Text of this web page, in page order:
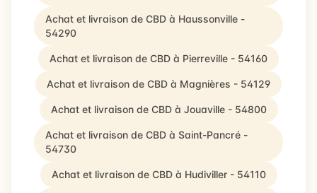
Achat et livraison de CBD à Haussonville -
54290
Achat et livraison de CBD à Pierreville - 54160
Achat et livraison de CBD à Magnières - 54129
Achat et livraison de CBD à Jouaville - 54800
Achat et livraison de CBD à Saint-Pancré -
54730
Achat et livraison de CBD à Hudiviller - 54110